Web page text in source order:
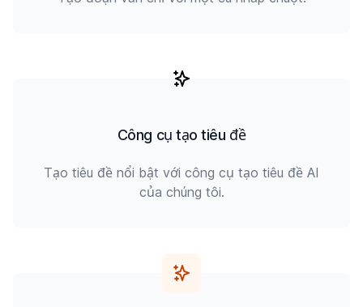
Công cụ tạo tiêu đề
Tạo tiêu đề nổi bật với công cụ tạo tiêu đề AI
của chúng tôi.